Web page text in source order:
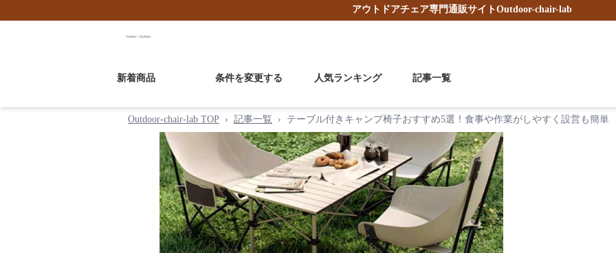
アウトドアチェア専門通販サイトOutdoor-chair-lab
新着商品 条件を変更する 人気ランキング 記事一覧
Outdoor-chair-lab TOP › 記事一覧 › テーブル付きキャンプ椅子おすすめ5選！食事や作業がしやすく設営も簡単